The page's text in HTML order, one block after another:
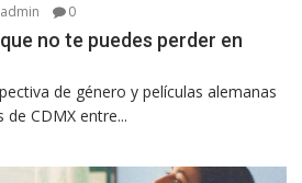
admin 0
no te puedes perder en
de género y películas alemanas
CDMX entre...